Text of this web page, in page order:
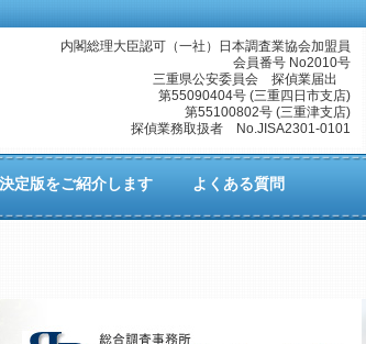
内閣総理大臣認可（一社）日本調査業協会加盟員
会員番号 No2010号
三重県公安委員会 探偵業届出
第55090404号 (三重四日市支店)
第55100802号 (三重津支店)
探偵業務取扱者 No.JISA2301-0101
定版をご紹介します よくある質問